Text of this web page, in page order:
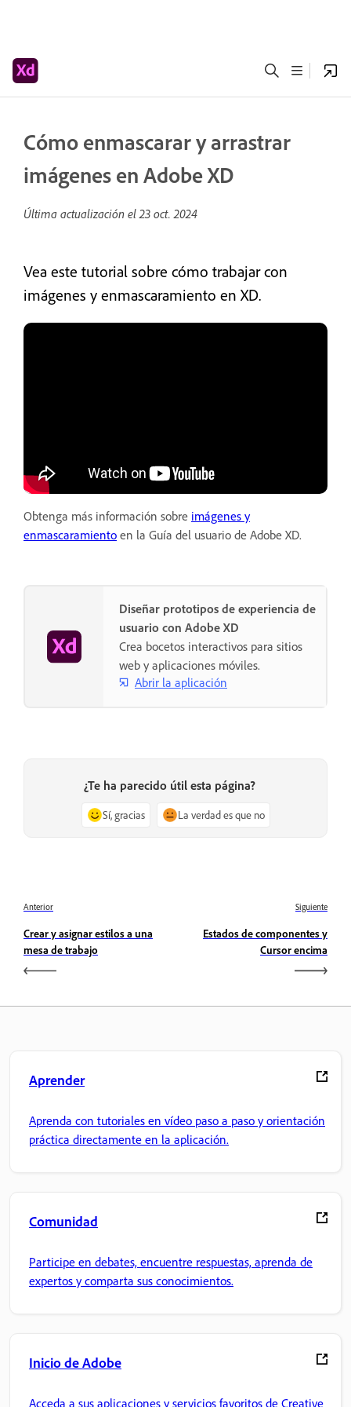
Cómo enmascarar y arrastrar
imágenes en Adobe XD
Última actualización el23 oct. 2024
Vea este tutorial sobre cómo trabajar con
imágenes y enmascaramiento en XD.
Obtenga más información sobre imágenes y
enmascaramiento en la Guía del usuario de Adobe XD.
Diseñar prototipos de experiencia de
usuario con Adobe XD
Crea bocetos interactivos para sitios
web y aplicaciones móviles.
Abrir la aplicación
¿Te ha parecido útil esta página?
Sí, gracias La verdad es que no
Anterior
Crear y asignar estilos a una
mesa de trabajo
Siguiente
Estados de componentes y
Cursor encima
Aprender
Aprenda con tutoriales en vídeo paso a paso y orientación
práctica directamente en la aplicación.
Comunidad
Participe en debates, encuentre respuestas, aprenda de
expertos y comparta sus conocimientos.
Inicio de Adobe
Acceda a sus aplicaciones y servicios favoritos de Creative